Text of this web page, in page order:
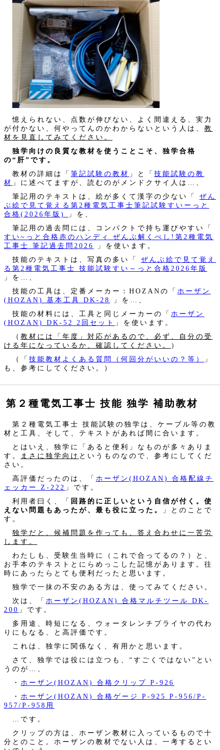
憶えられない、点数が伸びない、よく間違える、実力
が付かない、何やってんのかわからないという人は、 教
材を見直してみてください。
独学向けの良質な教材を使うことこそ、独学合格
の“肝”です。
教材の詳細は「 筆記試験の教材 」と「 技能試験の教
材 」に述べてますが、読むのがメンドクサイ人は…、
筆記用のテキストは、絵が多くて漢字の少ない「
ぜん
ぶ絵で見て覚える第2種電気工事士筆記試験すいーっと
合格(2026年版)
」を、
筆記用の過去問には、コンパクトで持ち運びやすい「
すい~っと合格赤のハンディ ぜんぶ解くべし!第2種電気
工事士 筆記過去問2026
」を使います。
技能のテキストは、写真の多い「
ぜんぶ絵で見て覚え
る第2種電気工事士 技能試験すい～っと合格2026年版
」を…、
技能の工具は、定番メーカー：HOZANの「 ホーザン
(HOZAN) 基本工具 DK-28
」を…、
技能の材料には、工具と同じメーカーの「 ホーザン
(HOZAN) DK-52 2回セット
」を使います。
（ 教材には「年度」対応があるので、必ず、自分の受
ける年になっているか、確認してください。
）
（「 技能教材よくある質問（何回分がいいの？等）
」
も、参考にしてください。）
第２種電気工事士 技能 独学 補助教材
第２種電気工事士 技能試験の独学は、ケーブル等の教
材と工具、そして、テキストがあれば間に合います。
とはいえ、独学に「あると便利」なものが多々ありま
す。
まさに独学向け というものなので、参考にしてくだ
さい。
高評価だったのは、「 ホーザン(HOZAN) 合格配線チ
ェッカー Z-222 」です。
利用者曰く、「 回路的に正しいという自信が付く。使
えない問題もあったが、最も役に立った。
」とのことで
す。
独学だと、候補問題を作っても、答え合わせに一苦労
します。
わたしも、受験生当時に（これで合ってるの？）と、
お手本のテキストとにらめっこした記憶があります。往
時にあったらとても便利だったと思います。
独学で一抹の不安のある方は、使ってみてください。
次は、「 ホーザン(HOZAN) 合格マルチツール DK-
200 」です。
多用途、時短になる、ウォータレンチプライヤの代わ
りにもなる、と高評価です。
これは、独学に関係なく、有用かと思います。
さて、独学では役には立つも、“すごくではない”とい
うのが…、
・ ホーザン(HOZAN) 合格クリップ P-926
・ ホーザン(HOZAN) 合格ゲージ P-925 P-956/P-
957/P-958用
…です。
クリップの方は、ホーザン教材に入っているもので十
分とのこと。ホーザンの教材でない人は、一考するとい